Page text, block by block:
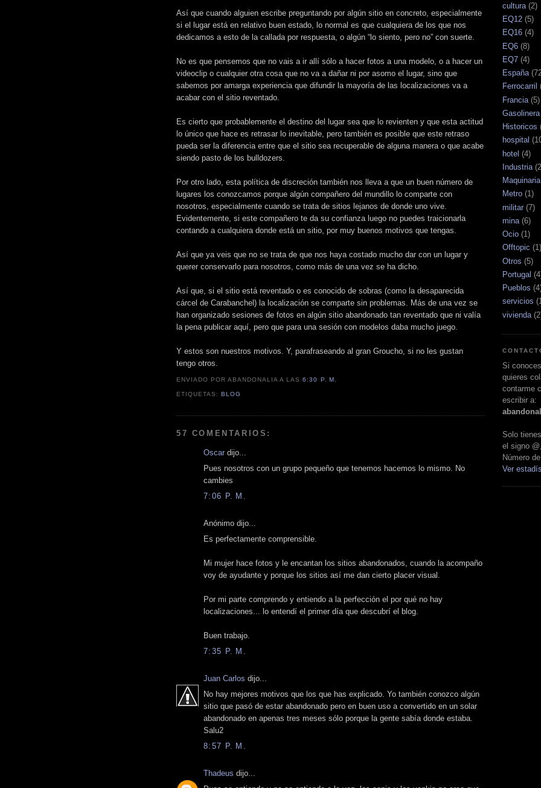
Así que cuando alguien escribe preguntando por algún sitio en concreto, especialmente
si el lugar está en relativo buen estado, lo normal es que cualquiera de los que nos
dedicamos a esto de la callada por respuesta, o algún “lo siento, pero no” con suerte.
No es que pensemos que no vais a ir allí sólo a hacer fotos a una modelo, o a hacer un
videoclip o cualquier otra cosa que no va a dañar ni por asomo el lugar, sino que
sabemos por amarga experiencia que difundir la mayoría de las localizaciones va a
acabar con el sitio reventado.
Es cierto que probablemente el destino del lugar sea que lo revienten y que esta actitud
lo único que hace es retrasar lo inevitable, pero también es posible que este retraso
pueda ser la diferencia entre que el sitio sea recuperable de alguna manera o que acabe
siendo pasto de los bulldozers.
Por otro lado, esta política de discreción también nos lleva a que un buen número de
lugares los conozcamos porque algún compañero del mundillo lo comparte con
nosotros, especialmente cuando se trata de sitios lejanos de donde uno vive.
Evidentemente, si este compañero te da su confianza luego no puedes traicionarla
contando a cualquiera donde está un sitio, por muy buenos motivos que tengas.
Así que ya veis que no se trata de que nos haya costado mucho dar con un lugar y
querer conservarlo para nosotros, como más de una vez se ha dicho.
Así que, si el sitio está reventado o es conocido de sobras (como la desaparecida
cárcel de Carabanchel) la localización se comparte sin problemas. Más de una vez se
han organizado sesiones de fotos en algún sitio abandonado tan reventado que ni valía
la pena publicar aquí, pero que para una sesión con modelos daba mucho juego.
Y estos son nuestros motivos. Y, parafraseando al gran Groucho, si no les gustan
tengo otros.
ENVIADO POR ABANDONALIAA LAS6:30 P. M.
ETIQUETAS:BLOG
57 COMENTARIOS:
Oscar dijo...
Pues nosotros con un grupo pequeño que tenemos hacemos lo mismo. No
cambies
7:06 P. M.
Anónimo dijo...
Es perfectamente comprensible.
Mi mujer hace fotos y le encantan los sitios abandonados, cuando la acompaño
voy de ayudante y porque los sitios así me dan cierto placer visual.
Por mi parte comprendo y entiendo a la perfección el por qué no hay
localizaciones... lo entendí el primer día que descubrí el blog.
Buen trabajo.
7:35 P. M.
Juan Carlos dijo...
No hay mejores motivos que los que has explicado. Yo también conozco algún
sitio que pasó de estar abandonado pero en buen uso a convertido en un solar
abandonado en apenas tres meses sólo porque la gente sabía donde estaba.
Salu2
8:57 P. M.
Thadeus dijo...
cultura (2)
EQ12 (5)
EQ16 (4)
EQ6 (8)
EQ7 (4)
España
Ferrocarril
Francia (5)
Gasolinera
Historicos
hospital
hotel (4)
Industria
Maquinaria
Metro (1)
militar (7)
mina (6)
Ocio (1)
Offtopic (1)
Otros (5)
Portugal
Pueblos
servicios
vivienda
Si
quieres
contarme
escribir a:
Solo
el signo
Número
Ver